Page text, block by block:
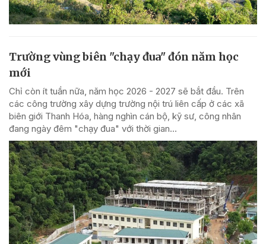
Trường vùng biên "chạy đua" đón năm học
mới
Chỉ còn ít tuần nữa, năm học 2026 - 2027 sẽ bắt đầu. Trên
các công trường xây dựng trường nội trú liên cấp ở các xã
biên giới Thanh Hóa, hàng nghìn cán bộ, kỹ sư, công nhân
đang ngày đêm "chạy đua" với thời gian...